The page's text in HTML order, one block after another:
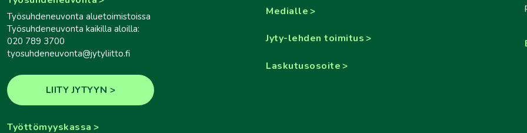
Työsuhdeneuvonta aluetoimistoissa
Työsuhdeneuvonta kaikilla aloilla:
020 789 3700
tyosuhdeneuvonta@jytyliitto.fi
LIITY JYTYYN
Työttömyyskassa
Medialle
Jyty-lehden toimitus
Laskutusosoite